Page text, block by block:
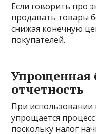
Если говорить про
продавать товары
снижая конечную
покупателей.
Упрощенная
отчетность
При использовании
упрощается
поскольку налог